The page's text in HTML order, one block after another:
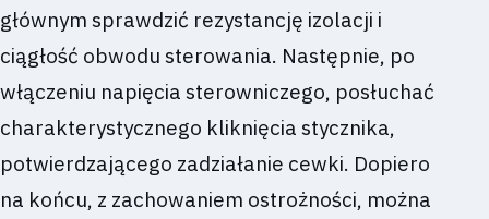
głównym sprawdzić rezystancję izolacji i
ciągłość obwodu sterowania. Następnie, po
włączeniu napięcia sterowniczego, posłuchać
charakterystycznego kliknięcia stycznika,
potwierdzającego zadziałanie cewki. Dopiero
na końcu, z zachowaniem ostrożności, można